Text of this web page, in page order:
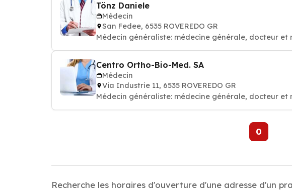
Tönz Daniele
Médecin
San Fedee, 6535 ROVEREDO GR
Médecin généraliste: médecine générale, docteur
Centro Ortho-Bio-Med. SA
Médecin
Via Industrie 11, 6535 ROVEREDO GR
Médecin généraliste: médecine générale, docteur
0
Recherche les horaires d'ouverture d'une adresse d'un